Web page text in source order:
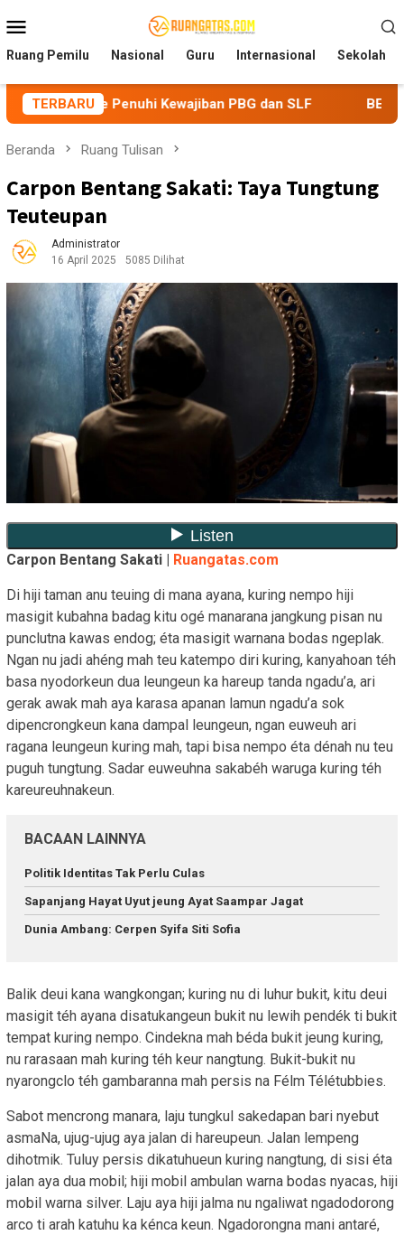
ke
kontenMobile
Ruang Pemilu Nasional Guru Internasional Sekolah
TERBARU
Kewajiban PBG dan SLF BEM Nusantara Priangan
Beranda Ruang Tulisan
Carpon Bentang Sakati: Taya Tungtung
Teuteupan
Administrator
16 April 2025
5085 Dilihat
Carpon Bentang Sakati | Ruangatas.com
Di hiji taman anu teuing di mana ayana, kuring nempo hiji
masigit kubahna badag kitu ogé manarana jangkung pisan nu
punclutna kawas endog; éta masigit warnana bodas ngeplak.
Ngan nu jadi ahéng mah teu katempo diri kuring, kanyahoan téh
basa nyodorkeun dua leungeun ka hareup tanda ngadu’a, ari
gerak awak mah aya karasa apanan lamun ngadu’a sok
dipencrongkeun kana dampal leungeun, ngan euweuh ari
ragana leungeun kuring mah, tapi bisa nempo éta dénah nu teu
puguh tungtung. Sadar euweuhna sakabéh waruga kuring téh
kareureuhnakeun.
BACAAN LAINNYA
Politik Identitas Tak Perlu Culas
Sapanjang Hayat Uyut jeung Ayat Saampar Jagat
Dunia Ambang: Cerpen Syifa Siti Sofia
Balik deui kana wangkongan; kuring nu di luhur bukit, kitu deui
masigit téh ayana disatukangeun bukit nu lewih pendék ti bukit
tempat kuring nempo. Cindekna mah béda bukit jeung kuring,
nu rarasaan mah kuring téh keur nangtung. Bukit-bukit nu
nyarongclo téh gambaranna mah persis na Félm Télétubbies.
Sabot mencrong manara, laju tungkul sakedapan bari nyebut
asmaNa, ujug-ujug aya jalan di hareupeun. Jalan lempeng
dihotmik. Tuluy persis dikatuhueun kuring nangtung, di sisi éta
jalan aya dua mobil; hiji mobil ambulan warna bodas nyacas, hiji
mobil warna silver. Laju aya hiji jalma nu ngaliwat ngadodorong
arco ti arah katuhu ka kénca keun. Ngadorongna mani antaré,